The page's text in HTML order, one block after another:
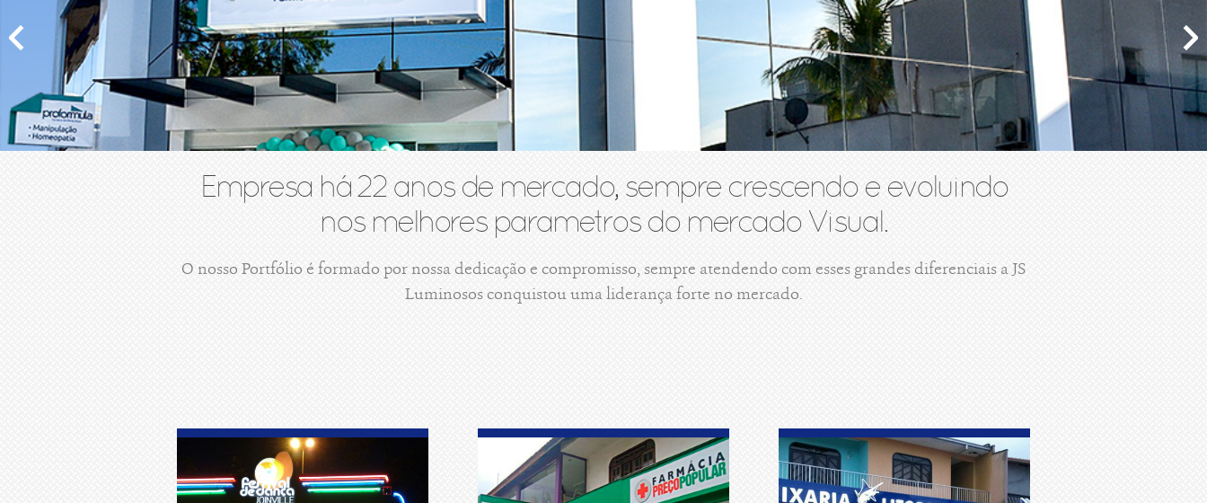
Empresa há 22 anos de mercado, sempre crescendo e evoluindo
nos melhores parametros do mercado Visual.
O nosso Portfólio é formado por nossa dedicação e compromisso, sempre atendendo com esses grandes diferenciais a JS
Luminosos conquistou uma liderança forte no mercado.